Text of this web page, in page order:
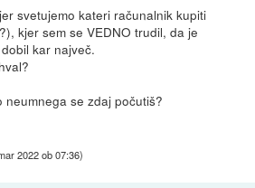
svetujemo kateri računalnik kupiti
kjer sem se VEDNO trudil, da je
kar največ.
neumnega se zdaj počutiš?
2022 ob 07:36)